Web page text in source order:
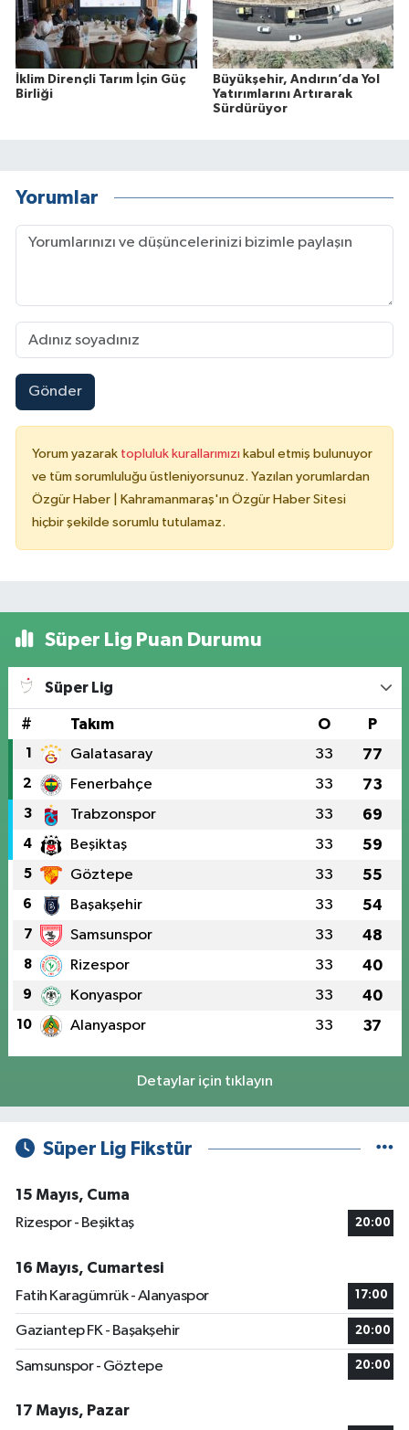
İklim Dirençli Tarım İçin Güç
Birliği
Büyükşehir, Andırın’da Yol
Yatırımlarını Artırarak
Sürdürüyor
Yorumlar
Gönder
Yorum yazarak topluluk kurallarımızı kabul etmiş bulunuyor
ve tüm sorumluluğu üstleniyorsunuz. Yazılan yorumlardan
Özgür Haber | Kahramanmaraş'ın Özgür Haber Sitesi
hiçbir şekilde sorumlu tutulamaz.
Süper Lig Puan Durumu
Süper Lig
# Takım O P
1 Galatasaray 33 77
2 Fenerbahçe 33 73
3 Trabzonspor 33 69
4 Beşiktaş 33 59
5 Göztepe 33 55
6 Başakşehir 33 54
7 Samsunspor 33 48
8 Rizespor 33 40
9 Konyaspor 33 40
10 Alanyaspor 33 37
Detaylar için tıklayın
Süper Lig Fikstür
15 Mayıs, Cuma
Rizespor - Beşiktaş
20:00
16 Mayıs, Cumartesi
Fatih Karagümrük - Alanyaspor
17:00
Gaziantep FK - Başakşehir 20:00
Samsunspor - Göztepe 20:00
17 Mayıs, Pazar